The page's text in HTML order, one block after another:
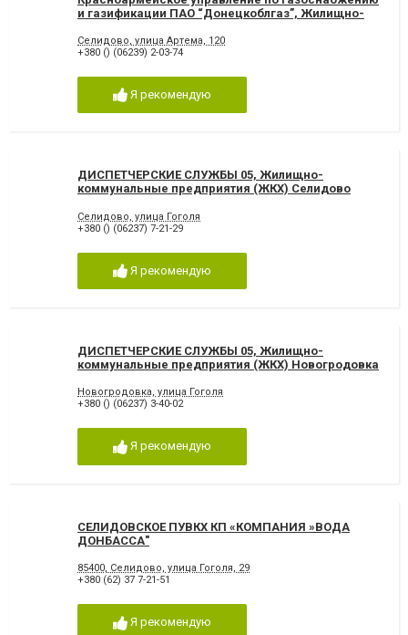
и газификации ПАО “Донецкоблгаз”, Жилищно-
Селидово, улица Артема, 120
+380 () (06239) 2-03-74
Я рекомендую
ДИСПЕТЧЕРСКИЕ СЛУЖБЫ 05, Жилищно-
коммунальные предприятия (ЖКХ) Селидово
Селидово, улица Гоголя
+380 () (06237) 7-21-29
Я рекомендую
ДИСПЕТЧЕРСКИЕ СЛУЖБЫ 05, Жилищно-
коммунальные предприятия (ЖКХ) Новогродовка
Новогродовка, улица Гоголя
+380 () (06237) 3-40-02
Я рекомендую
СЕЛИДОВСКОЕ ПУВКХ КП «КОМПАНИЯ »ВОДА
ДОНБАССА"
85400, Селидово, улица Гоголя, 29
+380 (62) 37 7-21-51
Я рекомендую